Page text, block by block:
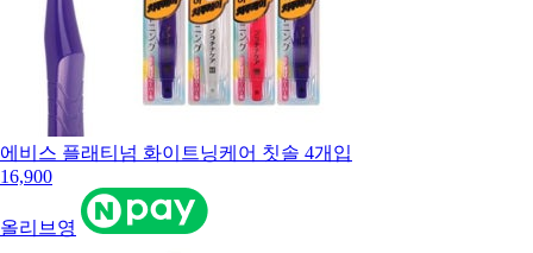
에비스 플래티넘 화이트닝케어 칫솔 4개입
16,900
올리브영